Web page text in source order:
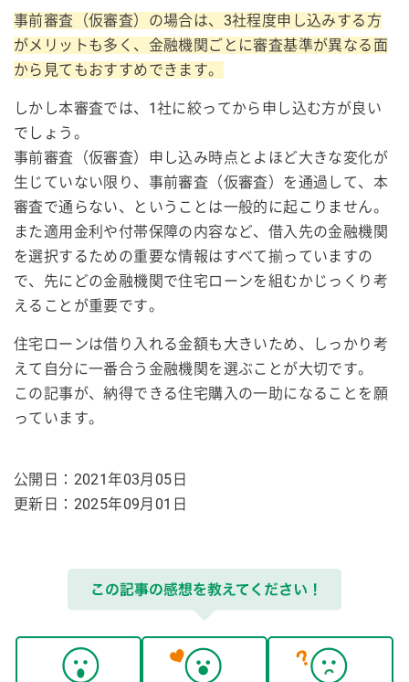
事前審査（仮審査）の場合は、3社程度申し込みする方
がメリットも多く、金融機関ごとに審査基準が異なる面
から見てもおすすめできます。
しかし本審査では、1社に絞ってから申し込む方が良い
でしょう。
事前審査（仮審査）申し込み時点とよほど大きな変化が
生じていない限り、事前審査（仮審査）を通過して、本
審査で通らない、ということは一般的に起こりません。
また適用金利や付帯保障の内容など、借入先の金融機関
を選択するための重要な情報はすべて揃っていますの
で、先にどの金融機関で住宅ローンを組むかじっくり考
えることが重要です。
住宅ローンは借り入れる金額も大きいため、しっかり考
えて自分に一番合う金融機関を選ぶことが大切です。
この記事が、納得できる住宅購入の一助になることを願
っています。
公開日：2021年03月05日
更新日： 2025年09月01日